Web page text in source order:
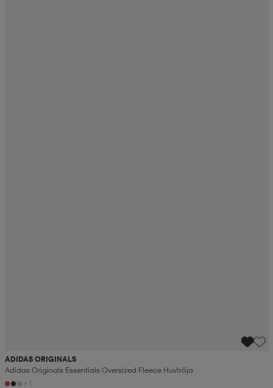
ADIDAS ORIGINALS
Adidas Originals Essentials Oversized Fleece Huvtröja
+1